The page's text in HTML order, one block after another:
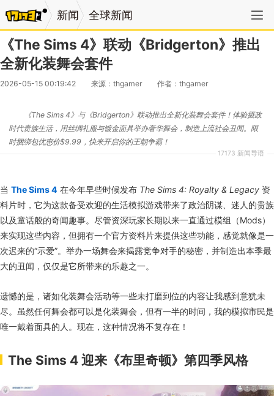
新闻 全球新闻
《The Sims 4》联动《Bridgerton》推出
全新化装舞会套件
2026-05-15 00:19:42 来源：thgamer 作者：thgamer
17173 新闻导语
《The Sims 4》与《Bridgerton》联动推出全新化装舞会套件！体验摄政
时代贵族生活，用丝绸礼服与镀金面具举办奢华舞会，制造上流社会丑闻。限
时捆绑包优惠价$9.99，快来开启你的王朝争霸！
当 The Sims 4 在今年早些时候发布 The Sims 4: Royalty & Legacy 资
料片时，它为这款备受欢迎的生活模拟游戏带来了政治阴谋、迷人的贵族
以及童话般的奇闻趣事。尽管资深玩家长期以来一直通过模组（Mods）
来实现这些内容，但拥有一个官方资料片来提供这些功能，感觉就像是一
次迟来的“示爱”。举办一场舞会来揭露竞争对手的秘密，并制造出本季最
大的丑闻，仅仅是它所带来的乐趣之一。
遗憾的是，诸如化装舞会活动等一些未打磨到位的内容让我感到意犹未
尽。虽然任何舞会都可以是化装舞会，但有一半的时间，我的模拟市民是
唯一戴着面具的人。现在，这种情况将不复存在！
The Sims 4 迎来《布里奇顿》第四季风格